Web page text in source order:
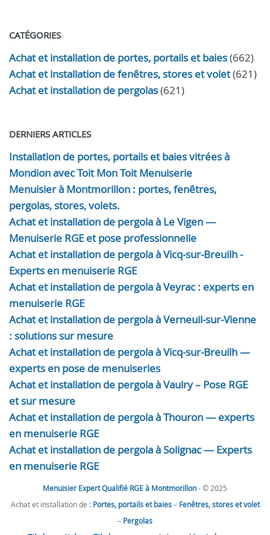
CATÉGORIES
Achat et installation de portes, portails et baies(662)
Achat et installation de fenêtres, stores et volet(621)
Achat et installation de pergolas(621)
DERNIERS ARTICLES
Installation de portes, portails et baies vitrées à
Mondion avec Toit Mon Toit Menuiserie
Menuisier à Montmorillon : portes, fenêtres,
pergolas, stores, volets.
Achat et installation de pergola à Le Vigen —
Menuiserie RGE et pose professionnelle
Achat et installation de pergola à Vicq-sur-Breuilh -
Experts en menuiserie RGE
Achat et installation de pergola à Veyrac : experts en
menuiserie RGE
Achat et installation de pergola à Verneuil-sur-Vienne
: solutions sur mesure
Achat et installation de pergola à Vicq-sur-Breuilh —
experts en pose de menuiseries
Achat et installation de pergola à Vaulry – Pose RGE
et sur mesure
Achat et installation de pergola à Thouron — experts
en menuiserie RGE
Achat et installation de pergola à Solignac — Experts
en menuiserie RGE
Menuisier Expert Qualifié RGE à Montmorillon- © 2025
Achat et installation de : Portes, portails et baies– Fenêtres, stores et volet
– Pergolas